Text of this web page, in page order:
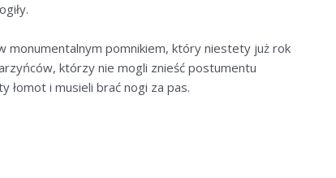
monumentalnym pomnikiem, który niestety już rok
którzy nie mogli znieść postumentu
łomot i musieli brać nogi za pas.